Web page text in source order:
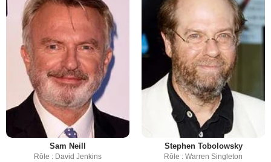
Sam Neill
Rôle : David Jenkins
Stephen Tobolowsky
Rôle : Warren Singleton